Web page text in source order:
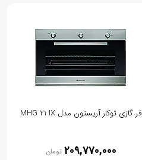
فر گازی توکار آریستون مدل MHG 21 IX
209,770,000 تومان